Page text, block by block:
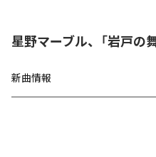
星野マーブル、「岩戸の
新曲情報